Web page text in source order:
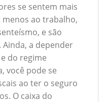
se sentem mais
ao trabalho,
e são
a depender
do regime
você pode se
ao ter o seguro
O caixa do